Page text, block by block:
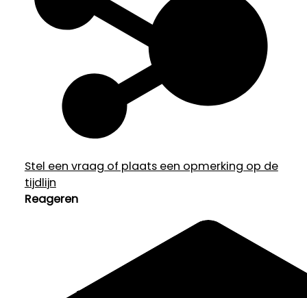
Stel een vraag of plaats een opmerking op de
tijdlijn
Reageren